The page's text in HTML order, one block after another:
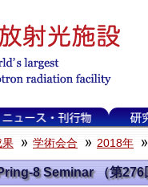
果 学術会合 2018年
8 Seminar （第276